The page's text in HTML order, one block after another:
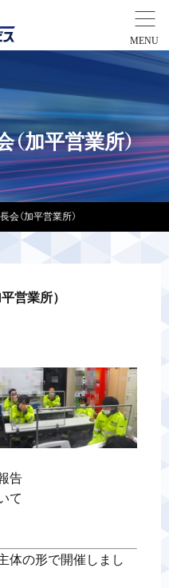
点
績紹介
識
排除宣言
対する基本方針
加平営業所）
会（加平営業所）
営業所）
告
て
体の形で開催しまし